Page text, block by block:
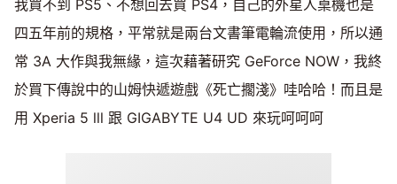
我買不到 PS5、不想回去買 PS4，自己的外星人桌機也是
四五年前的規格，平常就是兩台文書筆電輪流使用，所以通
常 3A 大作與我無緣，這次藉著研究 GeForce NOW，我終
於買下傳說中的山姆快遞遊戲《死亡擱淺》哇哈哈！而且是
用 Xperia 5 lll 跟 GIGABYTE U4 UD 來玩呵呵呵